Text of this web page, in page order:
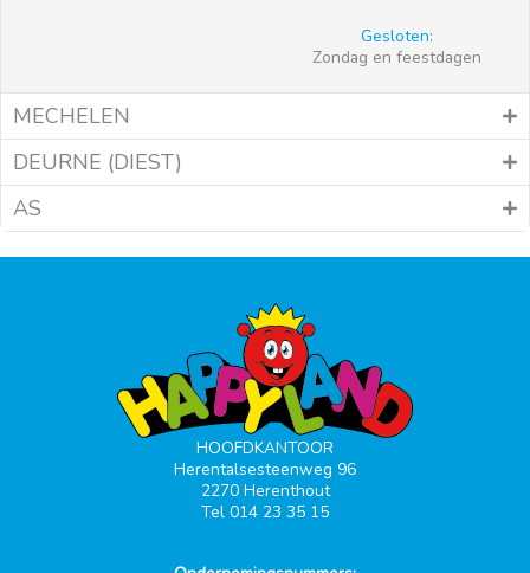
Gesloten:
Zondag en feestdagen
MECHELEN
DEURNE (DIEST)
AS
HOOFDKANTOOR
Herentalsesteenweg 96
2270 Herenthout
Tel 014 23 35 15